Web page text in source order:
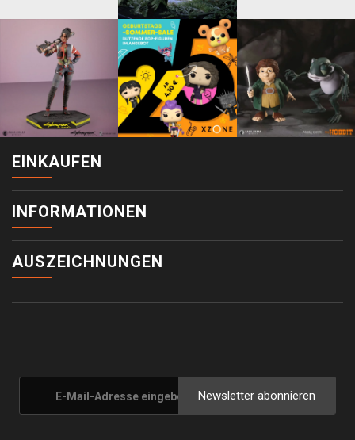
EINKAUFEN
INFORMATIONEN
AUSZEICHNUNGEN
Newsletter abonnieren